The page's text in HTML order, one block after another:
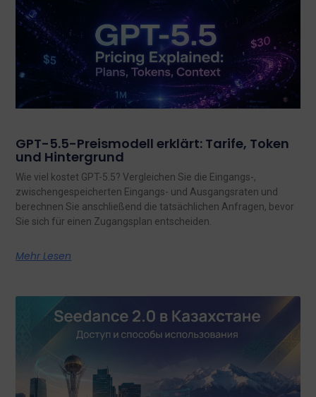
GPT-5.5-Preismodell erklärt: Tarife, Token
und Hintergrund
Wie viel kostet GPT-5.5? Vergleichen Sie die Eingangs-,
zwischengespeicherten Eingangs- und Ausgangsraten und
berechnen Sie anschließend die tatsächlichen Anfragen, bevor
Sie sich für einen Zugangsplan entscheiden.
Mehr Lesen